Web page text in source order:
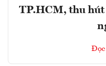
TP.HCM, thu hút
Đọc